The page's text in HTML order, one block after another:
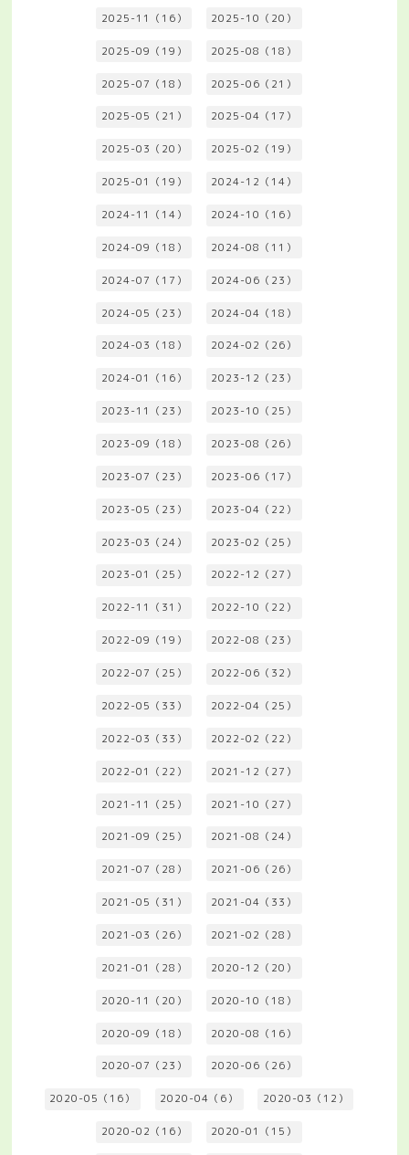
2025-11（16） 2025-10（20）
2025-09（19） 2025-08（18）
2025-07（18） 2025-06（21）
2025-05（21） 2025-04（17）
2025-03（20） 2025-02（19）
2025-01（19） 2024-12（14）
2024-11（14） 2024-10（16）
2024-09（18） 2024-08（11）
2024-07（17） 2024-06（23）
2024-05（23） 2024-04（18）
2024-03（18） 2024-02（26）
2024-01（16） 2023-12（23）
2023-11（23） 2023-10（25）
2023-09（18） 2023-08（26）
2023-07（23） 2023-06（17）
2023-05（23） 2023-04（22）
2023-03（24） 2023-02（25）
2023-01（25） 2022-12（27）
2022-11（31） 2022-10（22）
2022-09（19） 2022-08（23）
2022-07（25） 2022-06（32）
2022-05（33） 2022-04（25）
2022-03（33） 2022-02（22）
2022-01（22） 2021-12（27）
2021-11（25） 2021-10（27）
2021-09（25） 2021-08（24）
2021-07（28） 2021-06（26）
2021-05（31） 2021-04（33）
2021-03（26） 2021-02（28）
2021-01（28） 2020-12（20）
2020-11（20） 2020-10（18）
2020-09（18） 2020-08（16）
2020-07（23） 2020-06（26）
2020-05（16） 2020-04（6） 2020-03（12）
2020-02（16） 2020-01（15）